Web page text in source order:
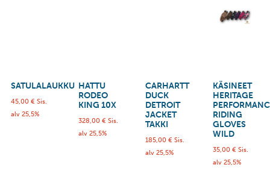
SATULALAUKKU
45,00 € Sis.
alv 25,5%
HATTU
RODEO
KING 10X
328,00 € Sis.
alv 25,5%
CARHARTT
DUCK
DETROIT
JACKET
TAKKI
185,00€ Sis.
alv 25,5%
KÄSINEET
HERITAGE
RIDING
GLOVES
WILD
35,00 € Sis.
alv 25,5%